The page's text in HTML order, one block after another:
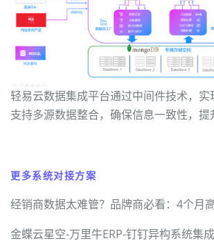
轻易云数据集成平台通过中间件技术，实
支持多源数据整合，确保信息一致性，提
更多系统对接方案